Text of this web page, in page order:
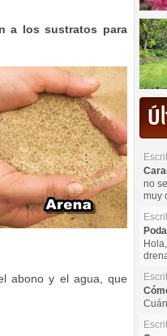
a los sustratos para
abono y el agua, que
no
muy